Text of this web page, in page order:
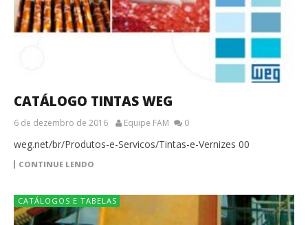
CATÁLOGO TINTAS WEG
6 de dezembro de 2016 Equipe FAM 0
weg.net/br/Produtos-e-Servicos/Tintas-e-Vernizes 00
CONTINUE LENDO
CATÁLOGOS E TABELAS